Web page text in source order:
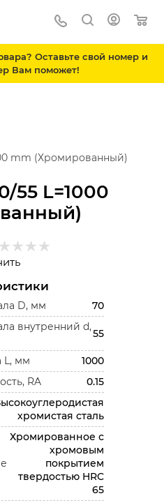
Оставьте свой номер и
Вам поможет!
55 L=1000
mm (Хромированный)
D, мм
70
внутренний d,
55
L, мм
1000
RA
0.15
хромистая сталь
Хромированное с
хромовым
покрытием
твердостью HRC
65